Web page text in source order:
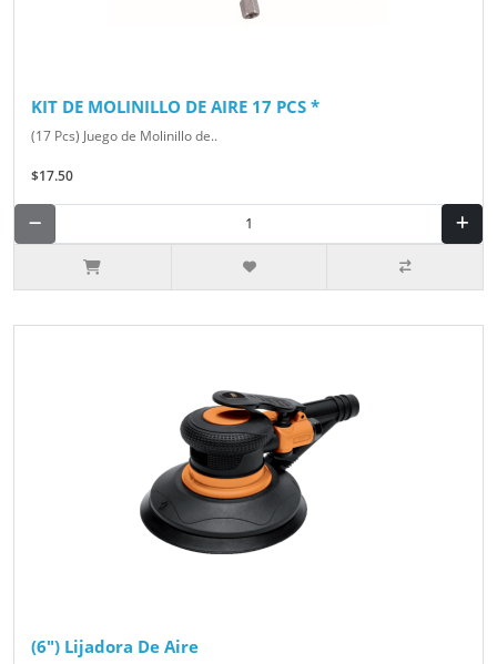
KIT DE MOLINILLO DE AIRE 17 PCS *
(17 Pcs) Juego de Molinillo de..
$17.50
(6") Lijadora De Aire